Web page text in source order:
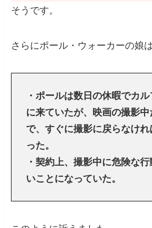
そうです。
さらにポール・ウォーカーの娘は
・ポールは数日の休暇でカ
に来ていたが、映画の撮影
で、すぐに撮影に戻らなけ
った。
・契約上、撮影中に危険な
いことになっていた。